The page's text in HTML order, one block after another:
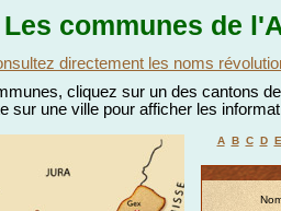
Les communes de
directement les noms
cliquez sur un des cantons
sur une ville pour afficher les
A B C D E